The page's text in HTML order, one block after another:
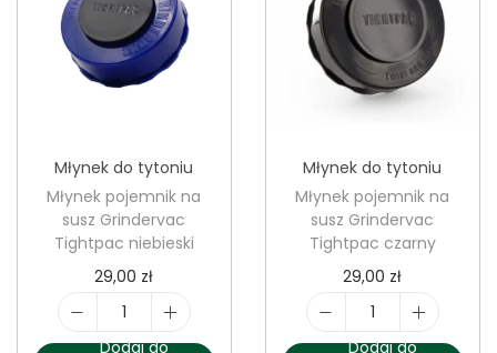
i
n
d
m
ł
y
k
i
d
e
m
ł
y
k
Młynek do tytoniu
Młynek pojemnik na
susz Grindervac
Tightpac niebieski
29,00 zł
Dodaj do
Młynek do tytoniu
Młynek pojemnik na
susz Grindervac
Tightpac czarny
29,00 zł
Dodaj do